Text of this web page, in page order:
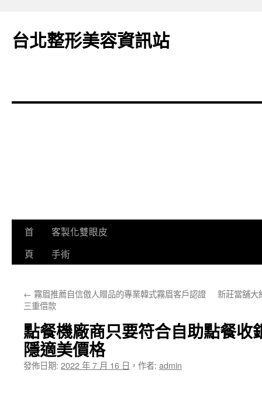
台北整形美容資訊站
跳
要
容
首
頁
客製化雙眼皮
手術
← 霧眉推薦自信傲人贈品的專業韓式霧眉客戶認證
三重借款
新莊當舖大
點餐機廠商只要符合自助點餐收
隱適美價格
發佈日期: 2022 年 7 月 16 日 ， 作者: admin